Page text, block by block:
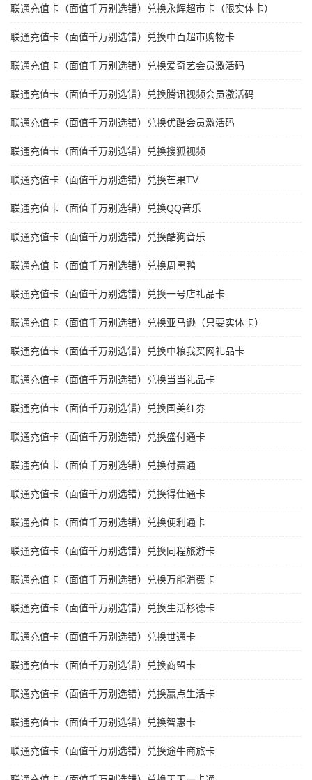
联通充值卡（面值千万别选错）兑换永辉超市卡（限实体卡）
联通充值卡（面值千万别选错）兑换中百超市购物卡
联通充值卡（面值千万别选错）兑换爱奇艺会员激活码
联通充值卡（面值千万别选错）兑换腾讯视频会员激活码
联通充值卡（面值千万别选错）兑换优酷会员激活码
联通充值卡（面值千万别选错）兑换搜狐视频
联通充值卡（面值千万别选错）兑换芒果TV
联通充值卡（面值千万别选错）兑换QQ音乐
联通充值卡（面值千万别选错）兑换酷狗音乐
联通充值卡（面值千万别选错）兑换周黑鸭
联通充值卡（面值千万别选错）兑换一号店礼品卡
联通充值卡（面值千万别选错）兑换亚马逊（只要实体卡）
联通充值卡（面值千万别选错）兑换中粮我买网礼品卡
联通充值卡（面值千万别选错）兑换当当礼品卡
联通充值卡（面值千万别选错）兑换国美红券
联通充值卡（面值千万别选错）兑换盛付通卡
联通充值卡（面值千万别选错）兑换付费通
联通充值卡（面值千万别选错）兑换得仕通卡
联通充值卡（面值千万别选错）兑换便利通卡
联通充值卡（面值千万别选错）兑换同程旅游卡
联通充值卡（面值千万别选错）兑换万能消费卡
联通充值卡（面值千万别选错）兑换生活杉德卡
联通充值卡（面值千万别选错）兑换世通卡
联通充值卡（面值千万别选错）兑换商盟卡
联通充值卡（面值千万别选错）兑换赢点生活卡
联通充值卡（面值千万别选错）兑换智惠卡
联通充值卡（面值千万别选错）兑换途牛商旅卡